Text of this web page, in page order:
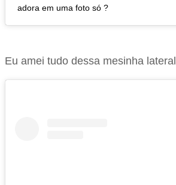
adora em uma foto só ?
Eu amei tudo dessa mesinha lateral